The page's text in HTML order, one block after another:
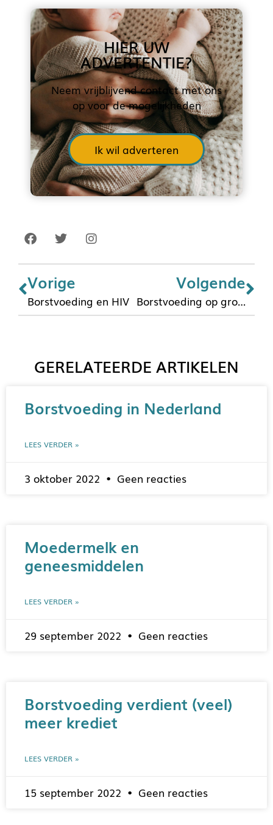
HIER UW
ADVERTENTIE?
Neem vrijblijvend contact met ons
op voor de mogelijkheden
Ik wil adverteren
Vorige
Borstvoeding en HIV
Volgende
Borstvoeding op grote hoogte
GERELATEERDE ARTIKELEN
Borstvoeding in Nederland
LEES VERDER »
3 oktober 2022 Geen reacties
Moedermelk en
geneesmiddelen
LEES VERDER »
29 september 2022 Geen reacties
Borstvoeding verdient (veel)
meer krediet
LEES VERDER »
15 september 2022 Geen reacties